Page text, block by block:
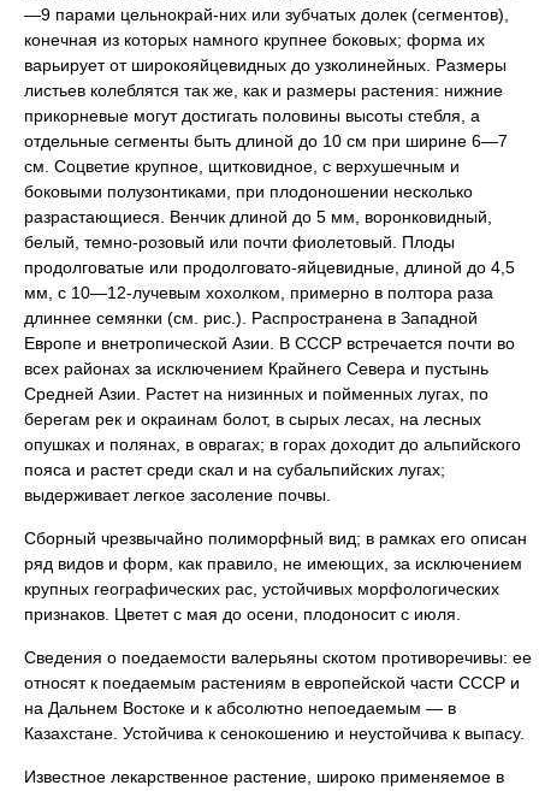
—9 парами цельнокрай-них или зубчатых долек (сегментов),
конечная из которых намного крупнее боковых; форма их
варьирует от широкояйцевидных до узколинейных. Размеры
листьев колеблятся так же, как и размеры растения: нижние
прикорневые могут достигать половины высоты стебля, а
отдельные сегменты быть длиной до 10 см при ширине 6—7
см. Соцветие крупное, щитковидное, с верхушечным и
боковыми полузонтиками, при плодоношении несколько
разрастающиеся. Венчик длиной до 5 мм, воронковидный,
белый, темно-розовый или почти фиолетовый. Плоды
продолговатые или продолговато-яйцевидные, длиной до 4,5
мм, с 10—12-лучевым хохолком, примерно в полтора раза
длиннее семянки (см. рис.). Распространена в Западной
Европе и внетропической Азии. В СССР встречается почти во
всех районах за исключением Крайнего Севера и пустынь
Средней Азии. Растет на низинных и пойменных лугах, по
берегам рек и окраинам болот, в сырых лесах, на лесных
опушках и полянах, в оврагах; в горах доходит до альпийского
пояса и растет среди скал и на субальпийских лугах;
выдерживает легкое засоление почвы.
Сборный чрезвычайно полиморфный вид; в рамках его описан
ряд видов и форм, как правило, не имеющих, за исключением
крупных географических рас, устойчивых морфологических
признаков. Цветет с мая до осени, плодоносит с июля.
Сведения о поедаемости валерьяны скотом противоречивы: ее
относят к поедаемым растениям в европейской части СССР и
на Дальнем Востоке и к абсолютно непоедаемым — в
Казахстане. Устойчива к сенокошению и неустойчива к выпасу.
Известное лекарственное растение, широко применяемое в